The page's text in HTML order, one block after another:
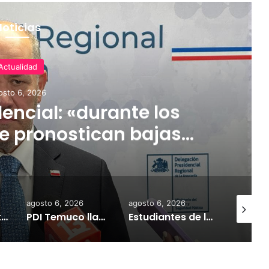
6, 2026
«durante los
pronostican bajas
incluso nevadas en
de la Región»
Inauguran Centro de Rescate de Fauna Silvestre en Reseva Ecologica Huilo Huilo
agosto 6, 2026
PDI Temuco llama a bloquear teléfonos robados para proteger la información personal y combatir el mercado ilegal
agosto 6, 2026
Estudiantes de liceo de Pitrufquen no pueden estudiar ante cierre de ruta S-70 por socavon